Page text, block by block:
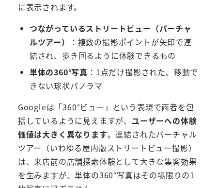
に表示されます。
つながっているストリートビュー（バーチャ
ルツアー）
：複数の撮影ポイントが矢印で連
結され、歩き回るように体験できるもの
単体の360°写真 ：1点だけ撮影された、移動で
きない球状パノラマ
Googleは「360°ビュー」という表現で両者を包
括しているように見えますが、 ユーザーへの体験
価値は大きく異なります。連結されたバーチャル
ツアー（いわゆる屋内版ストリートビュー撮影）
は、来店前の店舗探索体験として大きな集客効果
を生みますが、単体の360°写真はその場限りの1